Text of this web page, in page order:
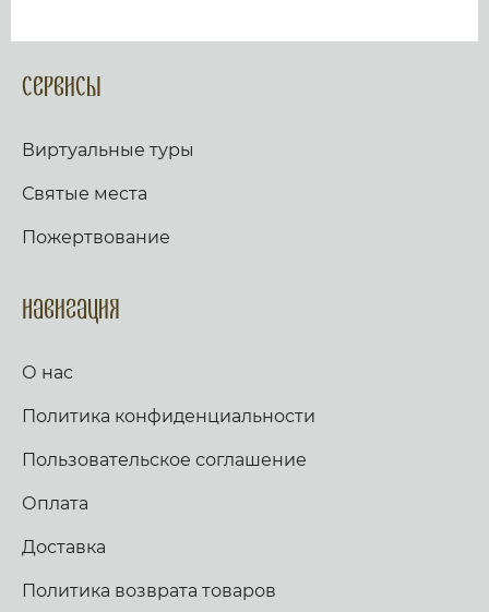
Сервисы
Виртуальные туры
Святые места
Пожертвование
Навигация
О нас
Политика конфиденциальности
Пользовательское соглашение
Оплата
Доставка
Политика возврата товаров